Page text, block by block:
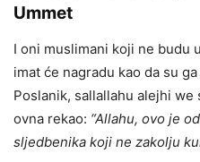
Ummet
I oni muslimani koji ne budu
imat će nagradu kao da su
Poslanik, sallallahu alejhi
ovna rekao: “Allahu, ovo je
sljedbenika koji ne zakolju